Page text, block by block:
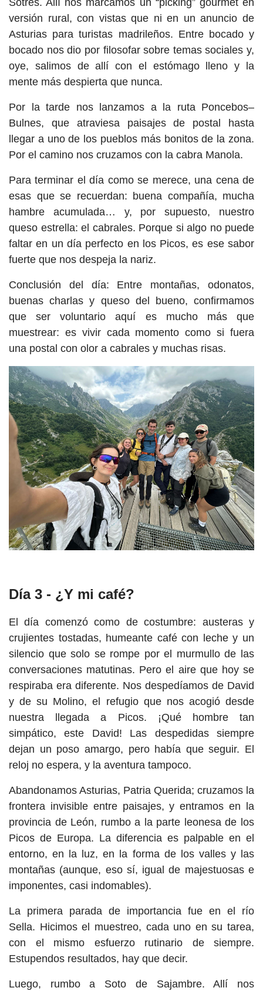
versión rural, con vistas que ni en un anuncio de
Asturias para turistas madrileños. Entre bocado y
bocado nos dio por filosofar sobre temas sociales y,
oye, salimos de allí con el estómago lleno y la
mente más despierta que nunca.
Por la tarde nos lanzamos a la ruta Poncebos–
Bulnes, que atraviesa paisajes de postal hasta
llegar a uno de los pueblos más bonitos de la zona.
Por el camino nos cruzamos con la cabra Manola.
Para terminar el día como se merece, una cena de
esas que se recuerdan: buena compañía, mucha
hambre acumulada… y, por supuesto, nuestro
queso estrella: el cabrales. Porque si algo no puede
faltar en un día perfecto en los Picos, es ese sabor
fuerte que nos despeja la nariz.
Conclusión del día: Entre montañas, odonatos,
buenas charlas y queso del bueno, confirmamos
que ser voluntario aquí es mucho más que
muestrear: es vivir cada momento como si fuera
una postal con olor a cabrales y muchas risas.
Día 3 - ¿Y mi café?
El día comenzó como de costumbre: austeras y
crujientes tostadas, humeante café con leche y un
silencio que solo se rompe por el murmullo de las
conversaciones matutinas. Pero el aire que hoy se
respiraba era diferente. Nos despedíamos de David
y de su Molino, el refugio que nos acogió desde
nuestra llegada a Picos. ¡Qué hombre tan
simpático, este David! Las despedidas siempre
dejan un poso amargo, pero había que seguir. El
reloj no espera, y la aventura tampoco.
Abandonamos Asturias, Patria Querida; cruzamos la
frontera invisible entre paisajes, y entramos en la
provincia de León, rumbo a la parte leonesa de los
Picos de Europa. La diferencia es palpable en el
entorno, en la luz, en la forma de los valles y las
montañas (aunque, eso sí, igual de majestuosas e
imponentes, casi indomables).
La primera parada de importancia fue en el río
Sella. Hicimos el muestreo, cada uno en su tarea,
con el mismo esfuerzo rutinario de siempre.
Estupendos resultados, hay que decir.
Luego, rumbo a Soto de Sajambre. Allí nos